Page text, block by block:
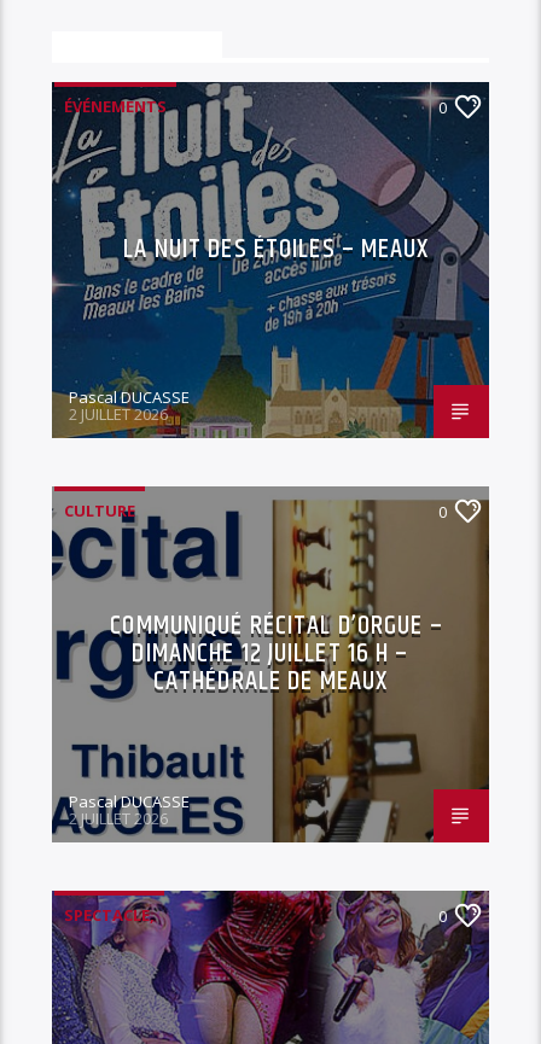
ÉVÉNEMENTS 0
LA NUIT DES ÉTOILES – MEAUX
Pascal DUCASSE
2 JUILLET 2026
CULTURE 0
COMMUNIQUÉ RÉCITAL D’ORGUE –
DIMANCHE 12 JUILLET 16 H –
CATHÉDRALE DE MEAUX
Pascal DUCASSE
2 JUILLET 2026
SPECTACLE, 0